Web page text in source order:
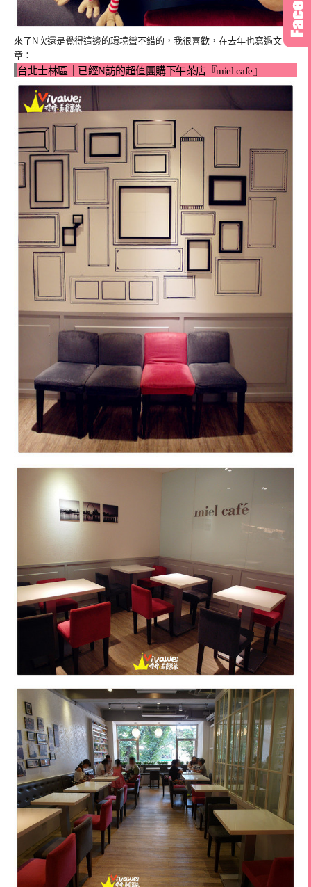
來了N次還是覺得這邊的環境蠻不錯的，我很喜歡，在去年也寫過文
章：
台北士林區｜已經N訪的超值團購下午茶店『miel cafe』